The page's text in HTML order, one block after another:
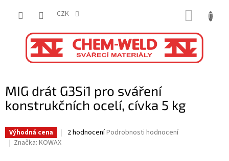
CZK
MIG drát G3Si1 pro sváření
konstrukčních ocelí, cívka 5 kg
Výhodná cena
Průměrné
2 hodnoceníPodrobnosti hodnocení
Značka: KOWAX